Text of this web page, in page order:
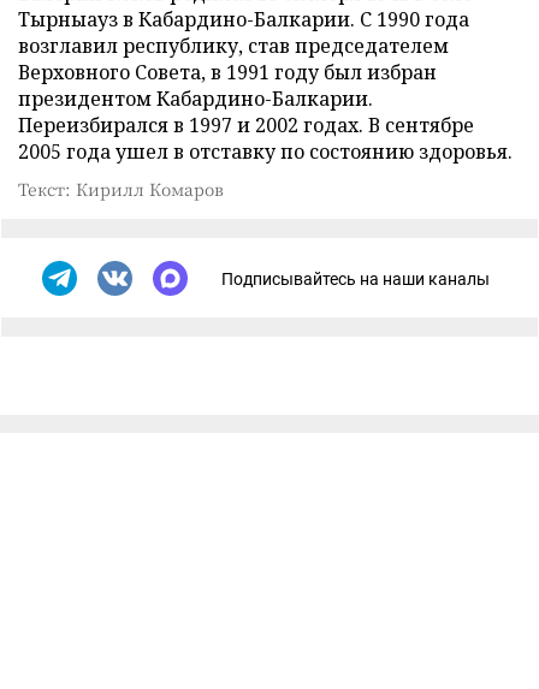
Тырныауз в Кабардино-Балкарии. С 1990 года
возглавил республику, став председателем
Верховного Совета, в 1991 году был избран
президентом Кабардино-Балкарии.
Переизбирался в 1997 и 2002 годах. В сентябре
2005 года ушел в отставку по состоянию здоровья.
Текст: Кирилл Комаров
Подписывайтесь на наши каналы